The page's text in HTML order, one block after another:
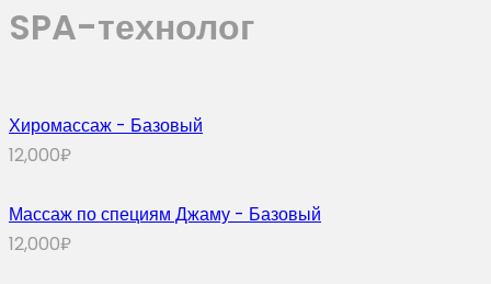
SPA-технолог
Хиромассаж - Базовый
12,000₽
Массаж по специям Джаму - Базовый
12,000₽